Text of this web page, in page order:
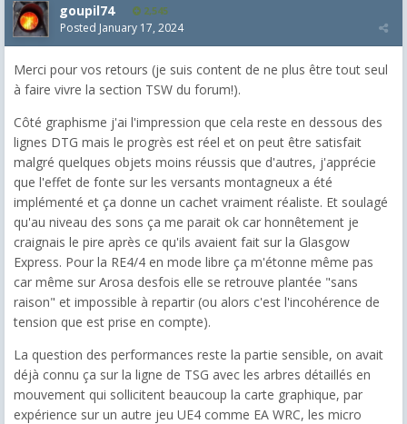
goupil74 2,545
Posted January 17, 2024
Merci pour vos retours (je suis content de ne plus être tout seul
à faire vivre la section TSW du forum!).
Côté graphisme j'ai l'impression que cela reste en dessous des
lignes DTG mais le progrès est réel et on peut être satisfait
malgré quelques objets moins réussis que d'autres, j'apprécie
que l'effet de fonte sur les versants montagneux a été
implémenté et ça donne un cachet vraiment réaliste. Et soulagé
qu'au niveau des sons ça me parait ok car honnêtement je
craignais le pire après ce qu'ils avaient fait sur la Glasgow
Express. Pour la RE4/4 en mode libre ça m'étonne même pas
car même sur Arosa desfois elle se retrouve plantée "sans
raison" et impossible à repartir (ou alors c'est l'incohérence de
tension que est prise en compte).
La question des performances reste la partie sensible, on avait
déjà connu ça sur la ligne de TSG avec les arbres détaillés en
mouvement qui sollicitent beaucoup la carte graphique, par
expérience sur un autre jeu UE4 comme EA WRC, les micro